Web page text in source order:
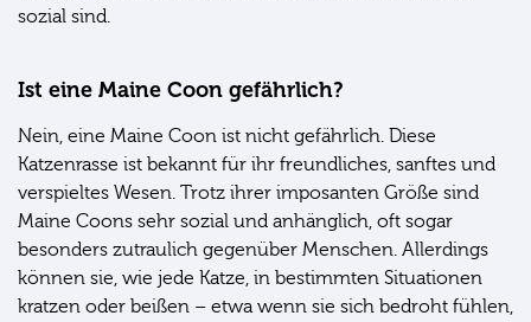
sozial sind.
Ist eine Maine Coon gefährlich?
Nein, eine Maine Coon ist nicht gefährlich. Diese
Katzenrasse ist bekannt für ihr freundliches, sanftes und
verspieltes Wesen. Trotz ihrer imposanten Größe sind
Maine Coons sehr sozial und anhänglich, oft sogar
besonders zutraulich gegenüber Menschen. Allerdings
können sie, wie jede Katze, in bestimmten Situationen
kratzen oder beißen – etwa wenn sie sich bedroht fühlen,